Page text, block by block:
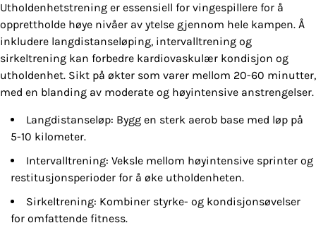
Utholdenhetstrening er essensiell for vingespillere for å
opprettholde høye nivåer av ytelse gjennom hele kampen. Å
inkludere langdistanseløping, intervalltrening og
sirkeltrening kan forbedre kardiovaskulær kondisjon og
utholdenhet. Sikt på økter som varer mellom 20-60 minutter,
med en blanding av moderate og høyintensive anstrengelser.
Langdistanseløp: Bygg en sterk aerob base med løp på
5-10 kilometer.
Intervalltrening: Veksle mellom høyintensive sprinter og
restitusjonsperioder for å øke utholdenheten.
Sirkeltrening: Kombiner styrke- og kondisjonsøvelser
for omfattende fitness.